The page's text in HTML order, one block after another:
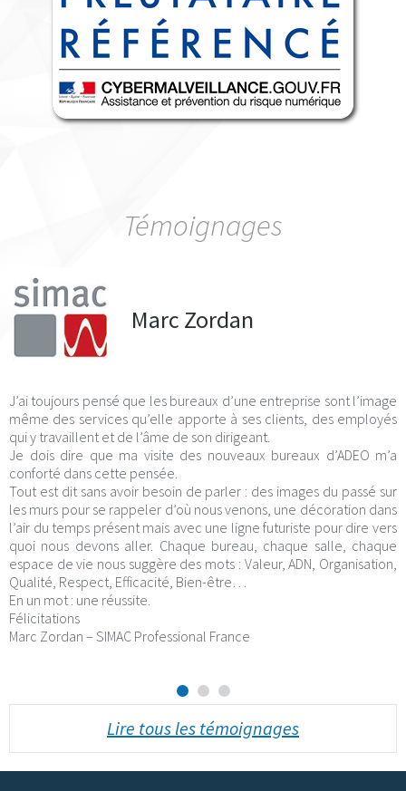
Témoignages
Marc Zordan
J’ai toujours pensé que les bureaux d’une entreprise sont l’image
même des services qu’elle apporte à ses clients, des employés
qui y travaillent et de l’âme de son dirigeant.
Je dois dire que ma visite des nouveaux bureaux d’ADEO m’a
conforté dans cette pensée.
Tout est dit sans avoir besoin de parler : des images du passé sur
les murs pour se rappeler d’où nous venons, une décoration dans
l’air du temps présent mais avec une ligne futuriste pour dire vers
quoi nous devons aller. Chaque bureau, chaque salle, chaque
espace de vie nous suggère des mots : Valeur, ADN, Organisation,
Qualité, Respect, Efficacité, Bien-être…
En un mot : une réussite.
Félicitations
Marc Zordan – SIMAC Professional France
Lire tous les témoignages